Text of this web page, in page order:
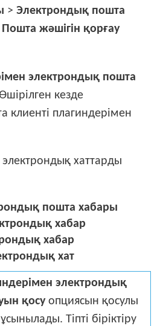
>Электрондық пошта
Пошта жәшігін қорғау
электрондық пошта
кезде
клиенті плагиндерімен
хаттарды
пошта хабары
хабар
хабар
хат
электрондық
қосуопциясын қосулы
Тіпті біріктіру